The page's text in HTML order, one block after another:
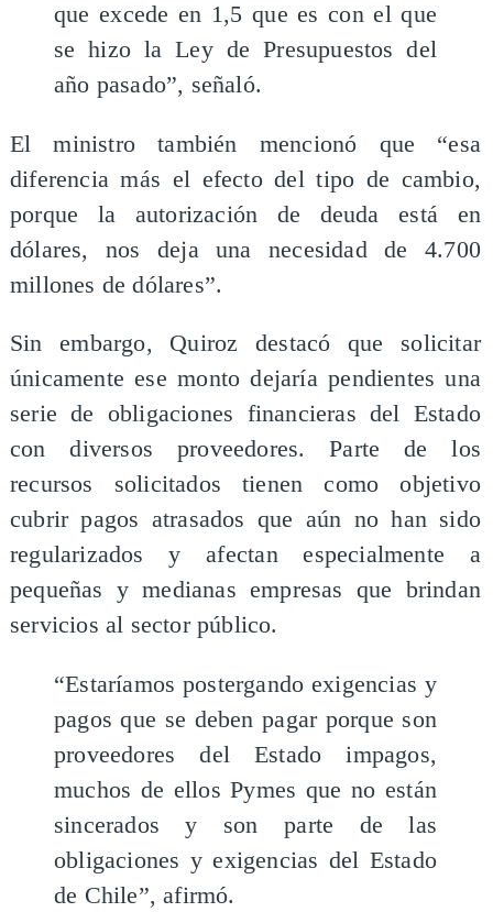
que excede en 1,5 que es con el que
se hizo la Ley de Presupuestos del
año pasado”, señaló.
El ministro también mencionó que “esa
diferencia más el efecto del tipo de cambio,
porque la autorización de deuda está en
dólares, nos deja una necesidad de 4.700
millones de dólares”.
Sin embargo, Quiroz destacó que solicitar
únicamente ese monto dejaría pendientes una
serie de obligaciones financieras del Estado
con diversos proveedores. Parte de los
recursos solicitados tienen como objetivo
cubrir pagos atrasados que aún no han sido
regularizados y afectan especialmente a
pequeñas y medianas empresas que brindan
servicios al sector público.
“Estaríamos postergando exigencias y
pagos que se deben pagar porque son
proveedores del Estado impagos,
muchos de ellos Pymes que no están
sincerados y son parte de las
obligaciones y exigencias del Estado
de Chile”, afirmó.